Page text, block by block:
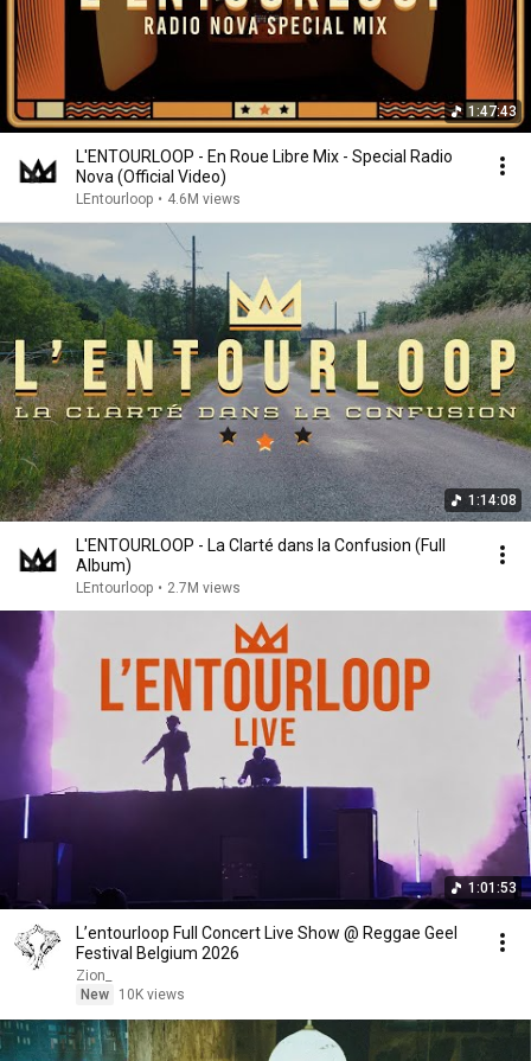
1:47:43
L'ENTOURLOOP - En Roue Libre Mix - Special Radio
Nova (Official Video)
LEntourloop • 4.6M views
1:14:08
L'ENTOURLOOP - La Clarté dans la Confusion (Full
Album)
LEntourloop • 2.7M views
1:01:53
L’entourloop Full Concert Live Show @ Reggae Geel
Festival Belgium 2026
Zion_
New
10K views